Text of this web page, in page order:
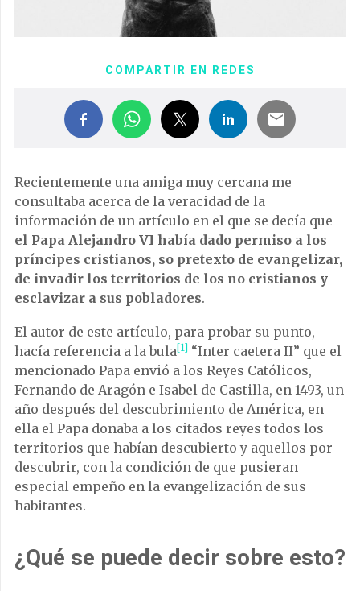
COMPARTIR EN REDES
Recientemente una amiga muy cercana me
consultaba acerca de la veracidad de la
información de un artículo en el que se decía que
el Papa Alejandro VI había dado permiso a los
príncipes cristianos, so pretexto de evangelizar,
de invadir los territorios de los no cristianos y
esclavizar a sus pobladores.
El autor de este artículo, para probar su punto,
hacía referencia a la bula[1] “Inter caetera II” que el
mencionado Papa envió a los Reyes Católicos,
Fernando de Aragón e Isabel de Castilla, en 1493, un
año después del descubrimiento de América, en
ella el Papa donaba a los citados reyes todos los
territorios que habían descubierto y aquellos por
descubrir, con la condición de que pusieran
especial empeño en la evangelización de sus
habitantes.
¿Qué se puede decir sobre esto?